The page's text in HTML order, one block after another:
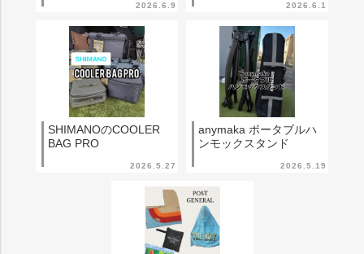
2026.6.9 2026.6.1
2026.5.27
SHIMANOのCOOLER
BAG PRO
2026.5.19
anymaka ポータブルハ
ンモックスタンド